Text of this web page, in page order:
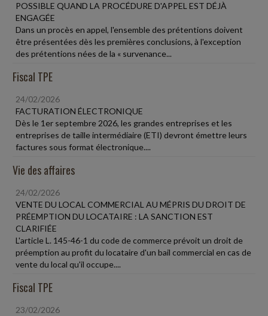
POSSIBLE QUAND LA PROCÉDURE D'APPEL EST DÉJÀ
ENGAGÉE
Dans un procès en appel, l'ensemble des prétentions doivent
être présentées dès les premières conclusions, à l'exception
des prétentions nées de la « survenance...
Fiscal TPE
24/02/2026
FACTURATION ÉLECTRONIQUE
Dès le 1er septembre 2026, les grandes entreprises et les
entreprises de taille intermédiaire (ETI) devront émettre leurs
factures sous format électronique....
Vie des affaires
24/02/2026
VENTE DU LOCAL COMMERCIAL AU MÉPRIS DU DROIT DE
PRÉEMPTION DU LOCATAIRE : LA SANCTION EST
CLARIFIÉE
L'article L. 145-46-1 du code de commerce prévoit un droit de
préemption au profit du locataire d'un bail commercial en cas de
vente du local qu'il occupe....
Fiscal TPE
23/02/2026